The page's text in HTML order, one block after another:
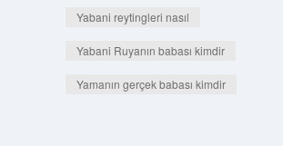
Yabani reytingleri nasıl
Yabani Ruyanın babası kimdir
Yamanın gerçek babası kimdir